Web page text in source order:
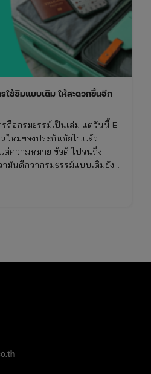
ใช้ซิมแบบเดิม ให้สะดวกขึ้นอีก
ถือกรมธรรม์เป็นเล่ม แต่วันนี้ E-
ใหม่ของประกันภัยไปแล้ว
ต่ความหมาย ข้อดี ไปจนถึง
มันดีกว่ากรมธรรม์แบบเดิมยัง